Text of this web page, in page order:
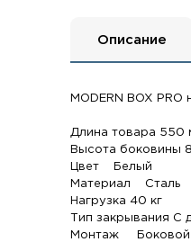
Описание
MODERN BOX
Длина товара 550
Высота боковины
Цвет Белый
Материал Сталь
Нагрузка 40 кг
Тип закрывания
Монтаж